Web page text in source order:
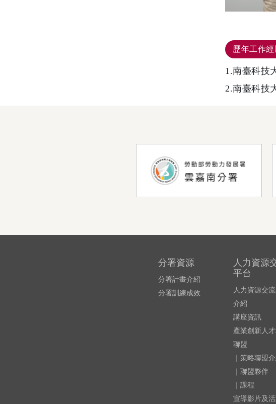
歷年工作
1.南臺科技
2.南臺科技
分署資源
分署計畫介紹
分署訓練成效
人力資源
平台
人力資源交
介紹
講座資訊
產業創新人
聯盟
｜策略聯盟
｜聯盟夥伴
｜課程
宣導影片及